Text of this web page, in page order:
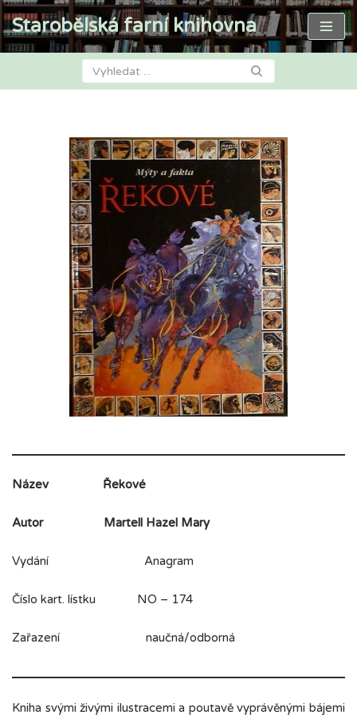
Přeskočit
Starobělská farní knihovna
Název Řekové
Autor Martell Hazel Mary
Vydání Anagram
Číslo kart. lístku NO – 174
Zařazení naučná/odborná
Kniha svými živými ilustracemi a poutavě vyprávěnými bájemi